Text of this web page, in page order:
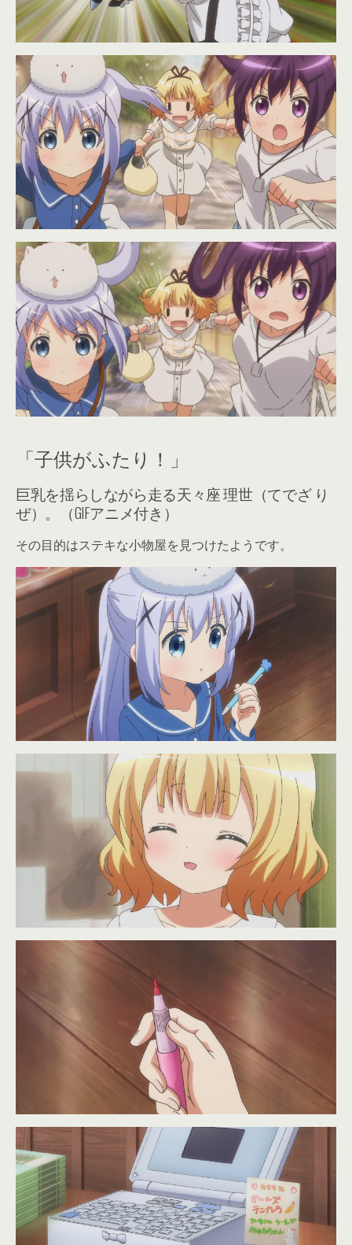
「子供がふたり！」
巨乳を揺らしながら走る天々座 理世（てでざ り
ぜ）。（GIFアニメ付き）
その目的はステキな小物屋を見つけたようです。